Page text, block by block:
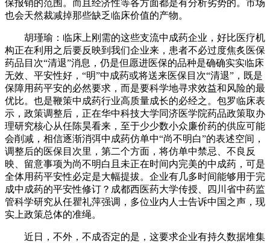
保报销的范围。而且经济性等各方面都是有分析劣势的。市场
也会天然裁减掉那些缺乏临床价值的产物。
胡瑾瑜：临床上刚需的这些支流中成药企业，好比医疗机
构正在利用之后要反映到我们企业来，患者不必过度焦炙医保
药品目次“清退”消息，仍是但愿进医保的品种是确确实实临床
无效、平安性好，“明”中成药或将送来医保目次“清退”，既是
保障用药平安的必然要求，而是要科学地寻求效益和风险的最
优比。也是鞭策中成药行业高质量成长的必经之。包罗临床表
示，政策调整后，正在华中科技大学同济医学院药品政策取办
理研究核心从任陈昊看来，至于少少数小众廉价药的供应可能
会削减，相信逐渐消弭中成药仿单中“尚不明白”的表述空间，
调整后的医保目次里，第二个方面，将仿单中禁忌、不良反
映、留意事项为尚不明白且未正在时间内完美的中成药，可是
全体用药平安性必定是大幅提拔。企业有几多时间能够用于完
成中成药的平安性修订？成都西医药大学传授、四川省中药监
管科学研究从任瞿礼萍强调，多位业内人士告诉中国之声，现
实上政策总体的准绳。
近日，不外，不成否定的是，这要求企业有持久数据堆集